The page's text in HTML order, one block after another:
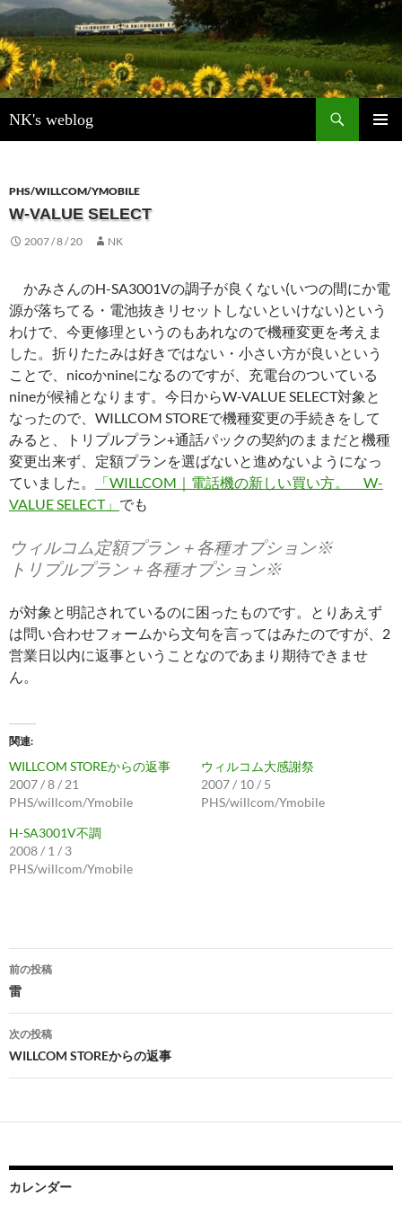
NK's weblog
索
ン
ツ
ス
プ
PHS/WILLCOM/YMOBILE
W-VALUE SELECT
2007 / 8 / 20 NK
かみさんのH-SA3001Vの調子が良くない(いつの間にか電
源が落ちてる・電池抜きリセットしないといけない)という
わけで、今更修理というのもあれなので機種変更を考えま
した。折りたたみは好きではない・小さい方が良いという
ことで、nicoかnineになるのですが、充電台のついている
nineが候補となります。今日からW-VALUE SELECT対象と
なったので、WILLCOM STOREで機種変更の手続きをして
みると、トリプルプラン+通話パックの契約のままだと機種
変更出来ず、定額プランを選ばないと進めないようになっ
ていました。
「WILLCOM｜電話機の新しい買い方。 W-
VALUE SELECT」 でも
ウィルコム定額プラン＋各種オプション※
トリプルプラン＋各種オプション※
が対象と明記されているのに困ったものです。とりあえず
は問い合わせフォームから文句を言ってはみたのですが、2
営業日以内に返事ということなのであまり期待できませ
ん。
関連
WILLCOM STOREからの返事
2007 / 8 / 21
PHS/willcom/Ymobile
ウィルコム大感謝祭
2007 / 10 / 5
PHS/willcom/Ymobile
H-SA3001V不調
2008 / 1 / 3
PHS/willcom/Ymobile
投
稿
ナ
ビ
ゲ
ー
ョ
前の投稿
雷
次の投稿
WILLCOM STOREからの返事
カレンダー